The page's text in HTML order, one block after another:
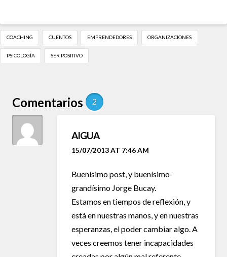
COACHING CUENTOS EMPRENDEDORES ORGANIZACIONES
PSICOLOGÍA SER POSITIVO
Comentarios 2
AIGUA
15/07/2013 AT 7:46 AM
Buenísimo post, y buenísimo-
grandísimo Jorge Bucay.
Estamos en tiempos de reflexión, y
está en nuestras manos, y en nuestras
esperanzas, el poder cambiar algo. A
veces creemos tener incapacidades